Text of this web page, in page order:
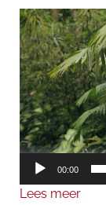
Videospeler
00:00
Lees meer